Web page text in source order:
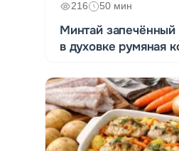
216 50 мин
Минтай запечённый
в духовке румяная